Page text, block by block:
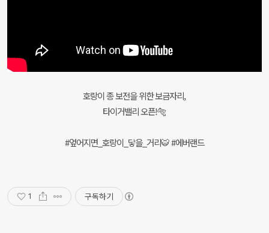
호랑이 종 보전을 위한 보금자리,
타이거밸리 오픈!🐅
#엎어지면_호랑이_닿을_거리🐯 #에버랜드
1 구독하기